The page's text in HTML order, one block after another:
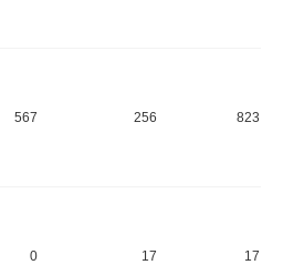
567 256 823
0 17 17